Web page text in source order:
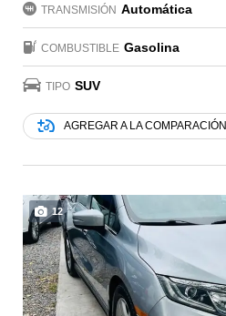
TRANSMISIÓN Automática
COMBUSTIBLE Gasolina
TIPO SUV
AGREGAR A LA COMPARACIÓN
12